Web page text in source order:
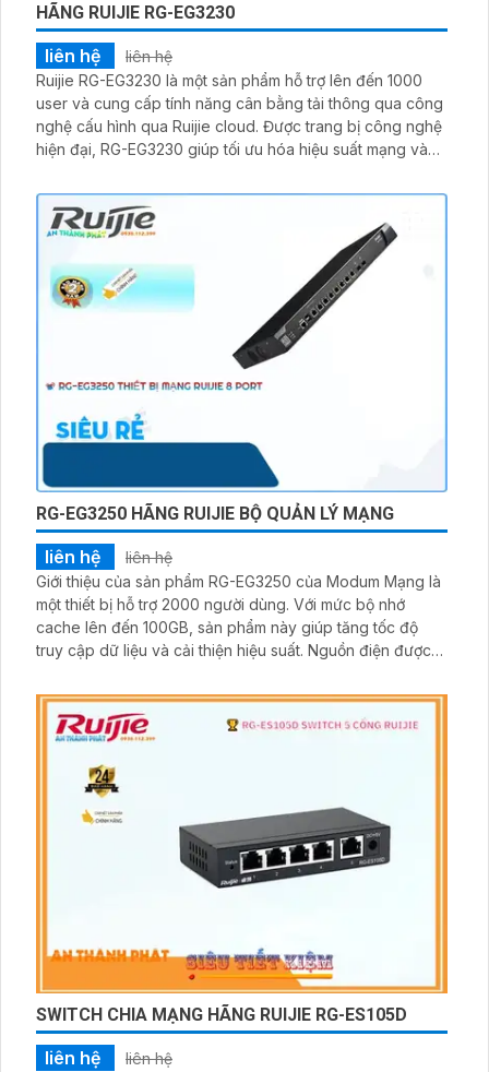
HÃNG RUIJIE RG-EG3230
liên hệ
liên hệ
Ruijie RG-EG3230 là một sản phẩm hỗ trợ lên đến 1000
user và cung cấp tính năng cân bằng tải thông qua công
nghệ cấu hình qua Ruijie cloud. Được trang bị công nghệ
hiện đại, RG-EG3230 giúp tối ưu hóa hiệu suất mạng và
hình và quản lý thiết bị trở nên dễ dàng hơn bao giờ hết
RG-EG3250 HÃNG RUIJIE BỘ QUẢN LÝ MẠNG
liên hệ
liên hệ
Giới thiệu của sản phẩm RG-EG3250 của Modum Mạng là
một thiết bị hỗ trợ 2000 người dùng. Với mức bộ nhớ
cache lên đến 100GB, sản phẩm này giúp tăng tốc độ
truy cập dữ liệu và cải thiện hiệu suất. Nguồn điện được
động ổn định trong mọi môi trường
SWITCH CHIA MẠNG HÃNG RUIJIE RG-ES105D
liên hệ
liên hệ